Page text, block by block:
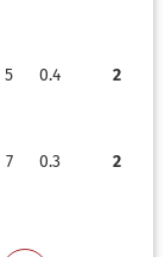
5 0.4 2
7 0.3 2